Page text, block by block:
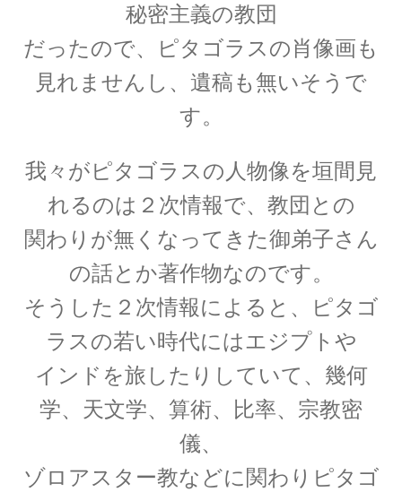
【サイクロトロンを発明し人工放射
性元素を実現】
【アメリカで稀代の実験家が光速度
に関する事実を実験検証】
F・W・マイスナー
【ベルリン生まれの物理学者｜磁性を使って超
電導現象を説明】
G・R・キルヒホフ
【反射熱と放射エネルギーと電気回路でそれぞ
秘密主義の教団
だったので、ピタゴラスの肖像画も
見れませんし、遺稿も無いそうで
す。
我々がピタゴラスの人物像を垣間見
れるのは２次情報で、教団との
関わりが無くなってきた御弟子さん
の話とか著作物なのです。
そうした２次情報によると、ピタゴ
ラスの若い時代にはエジプトや
インドを旅したりしていて、幾何
学、天文学、算術、比率、宗教密
儀、
ゾロアスター教などに関わりピタゴ